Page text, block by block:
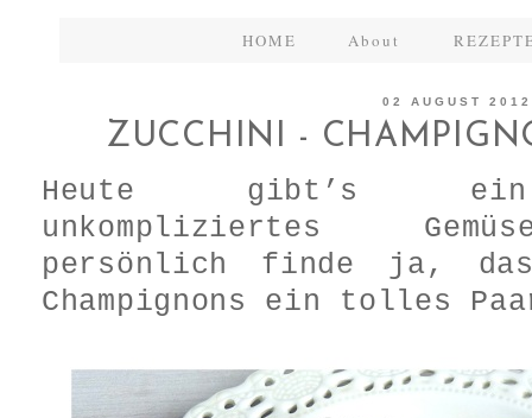
HOME About
02 AUGUST 2012
ZUCCHINI -
Heute gibt’s ein
unkompliziertes
persönlich finde ja,
Champignons ein tolles